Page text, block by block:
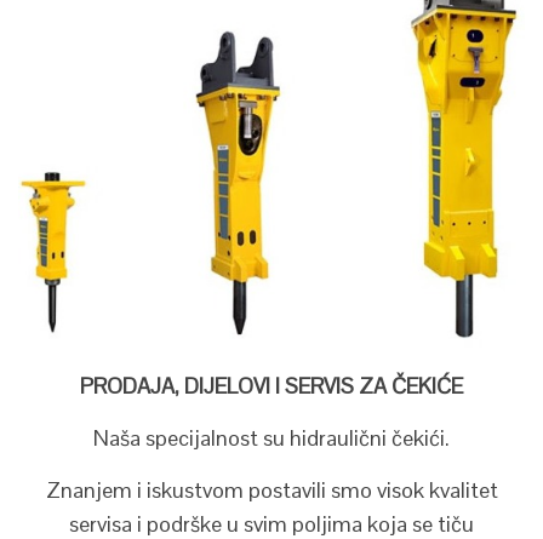
PRODAJA, DIJELOVI I SERVIS ZA ČEKIĆE
Naša specijalnost su hidraulični čekići.
Znanjem i iskustvom postavili smo visok kvalitet
servisa i podrške u svim poljima koja se tiču